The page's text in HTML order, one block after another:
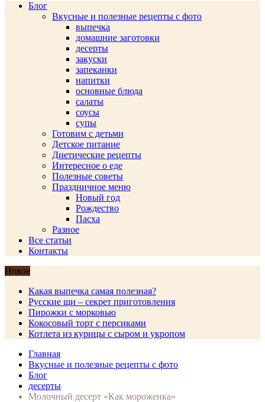
Блог
Вкусные и полезные рецепты с фото
выпечка
домашние заготовки
десерты
закуски
запеканки
напитки
основные блюда
салаты
соусы
супы
Готовим с детьми
Детское питание
Диетические рецепты
Интересное о еде
Полезные советы
Праздничное меню
Новый год
Рождество
Пасха
Разное
Все статьи
Контакты
Новое
Какая выпечка самая полезная?
Русские щи – секрет приготовления
Пирожки с морковью
Кокосовый торт с персиками
Котлета из курицы с сыром и укропом
Главная
Вкусные и полезные рецепты с фото
Блог
десерты
Молочный десерт «Как мороженка»